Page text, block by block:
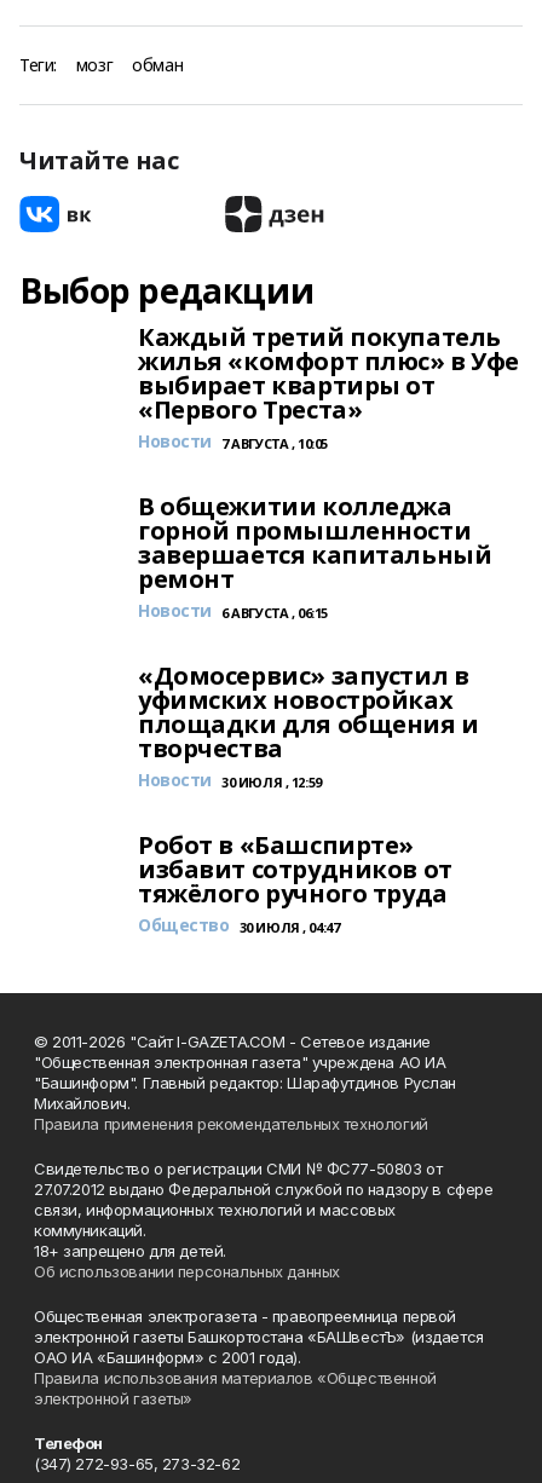
Теги: мозг обман
Читайте нас
Выбор редакции
Каждый третий покупатель
жилья «комфорт плюс» в Уфе
выбирает квартиры от
«Первого Треста»
Новости 7 АВГУСТА , 10:05
В общежитии колледжа
горной промышленности
завершается капитальный
ремонт
Новости 6 АВГУСТА , 06:15
«Домосервис» запустил в
уфимских новостройках
площадки для общения и
творчества
Новости 30 ИЮЛЯ , 12:59
Робот в «Башспирте»
избавит сотрудников от
тяжёлого ручного труда
Общество 30 ИЮЛЯ , 04:47
© 2011-2026 "Сайт I-GAZETA.COM - Сетевое издание
"Общественная электронная газета" учреждена АО ИА
"Башинформ". Главный редактор: Шарафутдинов Руслан
Михайлович.
Правила применения рекомендательных технологий
Свидетельство о регистрации СМИ № ФС77-50803 от
27.07.2012 выдано Федеральной службой по надзору в сфере
связи, информационных технологий и массовых
коммуникаций.
18+ запрещено для детей.
Об использовании персональных данных
Общественная электрогазета - правопреемница первой
электронной газеты Башкортостана «БАШвестЪ» (издается
ОАО ИА «Башинформ» с 2001 года).
Правила использования материалов «Общественной
электронной газеты»
Телефон
(347) 272-93-65, 273-32-62